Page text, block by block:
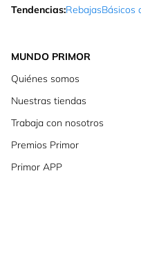
Tendencias:RebajasBásicos
MUNDO PRIMOR
Quiénes somos
Nuestras tiendas
Trabaja con nosotros
Premios Primor
Primor APP